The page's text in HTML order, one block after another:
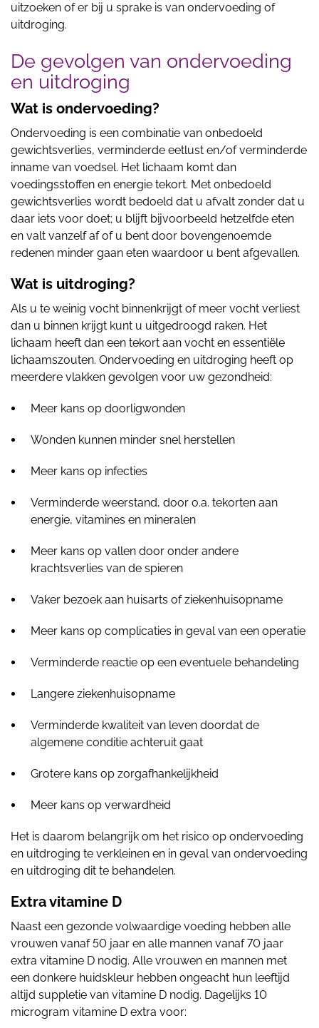
uitzoeken of er bij u sprake is van ondervoeding of
uitdroging.
De gevolgen van ondervoeding
en uitdroging
Wat is ondervoeding?
Ondervoeding is een combinatie van onbedoeld
gewichtsverlies, verminderde eetlust en/of verminderde
inname van voedsel. Het lichaam komt dan
voedingsstoffen en energie tekort. Met onbedoeld
gewichtsverlies wordt bedoeld dat u afvalt zonder dat u
daar iets voor doet; u blijft bijvoorbeeld hetzelfde eten
en valt vanzelf af of u bent door bovengenoemde
redenen minder gaan eten waardoor u bent afgevallen.
Wat is uitdroging?
Als u te weinig vocht binnenkrijgt of meer vocht verliest
dan u binnen krijgt kunt u uitgedroogd raken. Het
lichaam heeft dan een tekort aan vocht en essentiële
lichaamszouten. Ondervoeding en uitdroging heeft op
meerdere vlakken gevolgen voor uw gezondheid:
Meer kans op doorligwonden
Wonden kunnen minder snel herstellen
Meer kans op infecties
Verminderde weerstand, door o.a. tekorten aan
energie, vitamines en mineralen
Meer kans op vallen door onder andere
krachtsverlies van de spieren
Vaker bezoek aan huisarts of ziekenhuisopname
Meer kans op complicaties in geval van een operatie
Verminderde reactie op een eventuele behandeling
Langere ziekenhuisopname
Verminderde kwaliteit van leven doordat de
algemene conditie achteruit gaat
Grotere kans op zorgafhankelijkheid
Meer kans op verwardheid
Het is daarom belangrijk om het risico op ondervoeding
en uitdroging te verkleinen en in geval van ondervoeding
en uitdroging dit te behandelen.
Extra vitamine D
Naast een gezonde volwaardige voeding hebben alle
vrouwen vanaf 50 jaar en alle mannen vanaf 70 jaar
extra vitamine D nodig. Alle vrouwen en mannen met
een donkere huidskleur hebben ongeacht hun leeftijd
altijd suppletie van vitamine D nodig. Dagelijks 10
microgram vitamine D extra voor: